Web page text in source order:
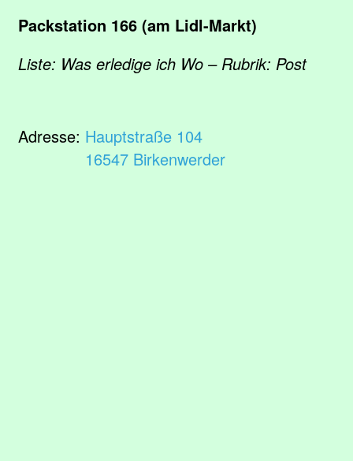
Packstation 166 (am Lidl-Markt)
Liste: Was erledige ich Wo – Rubrik: Post
Adresse: Hauptstraße 104
16547 Birkenwerder